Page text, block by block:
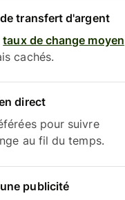
transfert d'argent
taux de change moyen
cachés.
direct
pour suivre
au fil du temps.
publicité